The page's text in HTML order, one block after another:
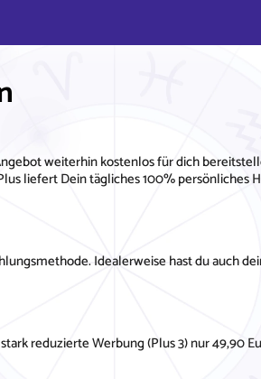
weiterhin kostenlos für dich
liefert Dein tägliches 100% persönliches
Idealerweise hast du auch
reduzierte Werbung (Plus 3) nur 49,90